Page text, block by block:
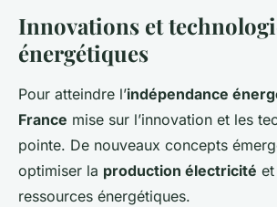
Innovations et
énergétiques
Pour atteindre l’indépendance
France mise sur l’innovation et les
pointe. De nouveaux concepts
optimiser la production électricité
ressources énergétiques.